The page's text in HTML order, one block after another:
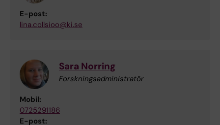
E-post:
lina.collsioo@ki.se
Sara Norring
Forskningsadministratör
Mobil:
0725291186
E-post: